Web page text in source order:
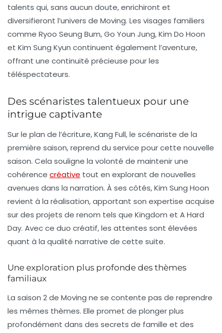
talents qui, sans aucun doute, enrichiront et
diversifieront l’univers de Moving. Les visages familiers
comme Ryoo Seung Bum,Go Youn Jung,Kim Do Hoon
et Kim Sung Kyun continuent également l’aventure,
offrant une continuité précieuse pour les
téléspectateurs.
Des scénaristes talentueux pour une
intrigue captivante
Sur le plan de l’écriture,Kang Full, le scénariste de la
première saison, reprend du service pour cette nouvelle
saison. Cela souligne la volonté de maintenir une
cohérence créative tout en explorant de nouvelles
avenues dans la narration. À ses côtés,Kim Sung Hoon
revient à la réalisation, apportant son expertise acquise
sur des projets de renom tels que Kingdom et A Hard
Day. Avec ce duo créatif, les attentes sont élevées
quant à la qualité narrative de cette suite.
Une exploration plus profonde des thèmes
familiaux
La saison 2 de Moving ne se contente pas de reprendre
les mêmes thèmes. Elle promet de plonger plus
profondément dans des secrets de famille et des